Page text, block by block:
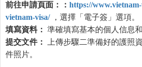
前往申請頁面：： https://
vietnam-visa/，選擇「電子簽」選項。
填寫資料： 準確填寫基本的個人信息
提交文件： 上傳步驟二準備好的護照
件照片。